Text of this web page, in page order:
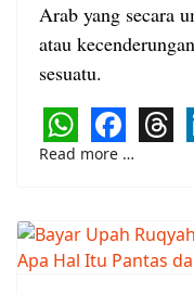
Arab yang secara
atau
sesuatu.
WhatsApp
Read more …